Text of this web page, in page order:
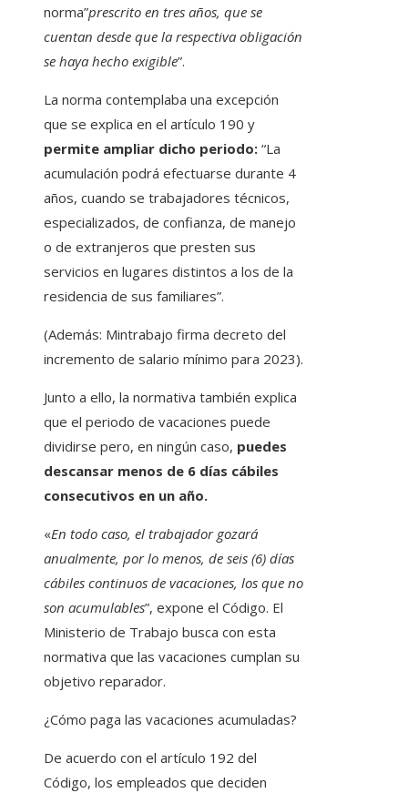
norma”prescrito en tres años, que se
cuentan desde que la respectiva obligación
se haya hecho exigible”.
La norma contemplaba una excepción
que se explica en el artículo 190 y
permite ampliar dicho periodo: “La
acumulación podrá efectuarse durante 4
años, cuando se trabajadores técnicos,
especializados, de confianza, de manejo
o de extranjeros que presten sus
servicios en lugares distintos a los de la
residencia de sus familiares”.
(Además: Mintrabajo firma decreto del
incremento de salario mínimo para 2023).
Junto a ello, la normativa también explica
que el periodo de vacaciones puede
dividirse pero, en ningún caso, puedes
descansar menos de 6 días cábiles
consecutivos en un año.
«En todo caso, el trabajador gozará
anualmente, por lo menos, de seis (6) días
cábiles continuos de vacaciones, los que no
son acumulables”, expone el Código. El
Ministerio de Trabajo busca con esta
normativa que las vacaciones cumplan su
objetivo reparador.
¿Cómo paga las vacaciones acumuladas?
De acuerdo con el artículo 192 del
Código, los empleados que deciden